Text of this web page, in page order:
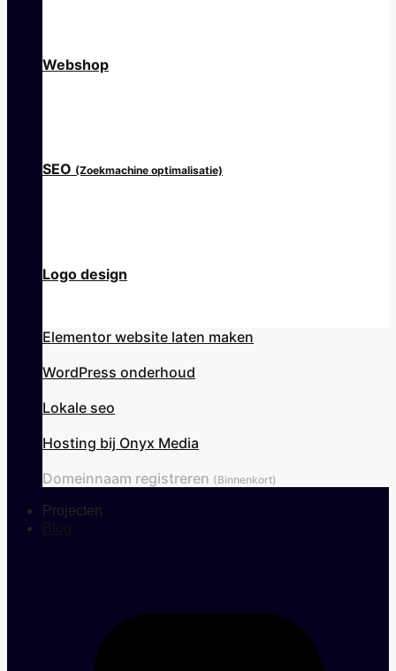
Webshop
SEO (Zoekmachine optimalisatie)
Logo design
Elementor website laten maken
WordPress onderhoud
Lokale seo
Hosting bij Onyx Media
Domeinnaam registreren (Binnenkort)
Projecten